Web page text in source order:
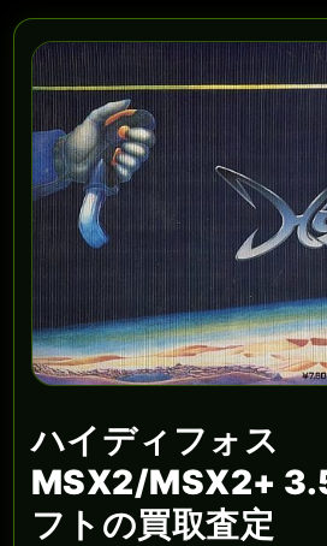
ハイディフォス
MSX2/MSX2+
フトの買取査定